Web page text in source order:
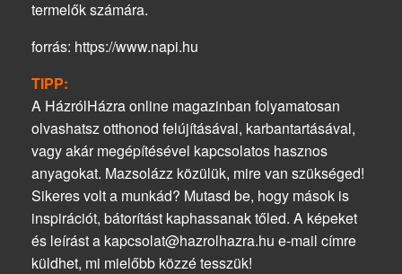
termelők számára.
forrás: https://www.napi.hu
TIPP:
A HázrólHázra online magazinban folyamatosan
olvashatsz otthonod felújításával, karbantartásával,
vagy akár megépítésével kapcsolatos hasznos
anyagokat. Mazsolázz közülük, mire van szükséged!
Sikeres volt a munkád? Mutasd be, hogy mások is
inspirációt, bátorítást kaphassanak tőled. A képeket
és leírást a kapcsolat@hazrolhazra.hu e-mail címre
küldhet, mi mielőbb közzé tesszük!